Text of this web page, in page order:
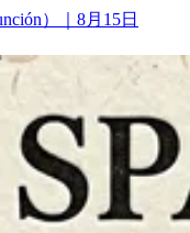
）
8月15日